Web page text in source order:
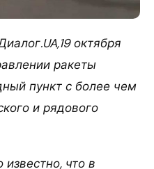
октября
ракеты
пункт с более чем
и рядового
известно, что в